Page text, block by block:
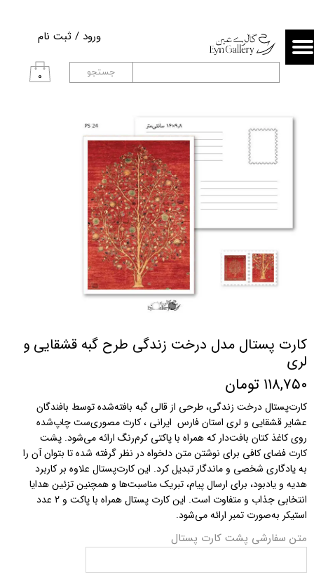
۰
ورود / ثبت نام
حساب کاربری من
تغییر گذر واژه
خروج از حساب کاربری
جستجو
کارت پستال مدل درخت زندگی طرح گبه قشقایی و
لری
۱۱۸,۷۵۰ تومان
کارت‌پستال درخت زندگی، طرحی از قالی گبه بافته‌شده توسط بافندگان
عشایر قشقایی و لری استان فارس ایرانی ، کارت مصوری‌ست چاپ‌شده
روی کاغذ کتان بافت‌دار که همراه با پاکتی کرم‌رنگ ارائه می‌شود. پشت
کارت فضای کافی برای نوشتن متن دلخواه در نظر گرفته شده تا بتوان آن را
به یادگاری شخصی و ماندگار تبدیل کرد. این کارت‌پستال علاوه بر کاربرد
هدیه و یادبود، برای ارسال پیام، تبریک مناسبت‌ها و همچنین تزئین هدایا
انتخابی جذاب و متفاوت است. این کارت پستال همراه با پاکت و ۲ عدد
استیکر به‌صورت تمبر ارائه می‌شود.
متن سفارشی پشت کارت پستال